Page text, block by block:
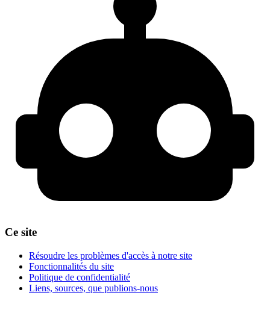
Ce site
Résoudre les problèmes d'accès à notre site
Fonctionnalités du site
Politique de confidentialité
Liens, sources, que publions-nous